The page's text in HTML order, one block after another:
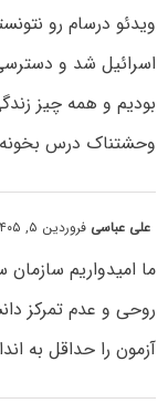
ویدئو درسام رو
اسرائیل شد و
بودیم و همه چیز
وحشتناک درس بخونه
علی عباسی فروردین ۵, ۱۴۰۵ at ۴:۰۳ ب٫ظ
ما امیدواریم
روحی و عدم تمرکز
آزمون را حداقل به